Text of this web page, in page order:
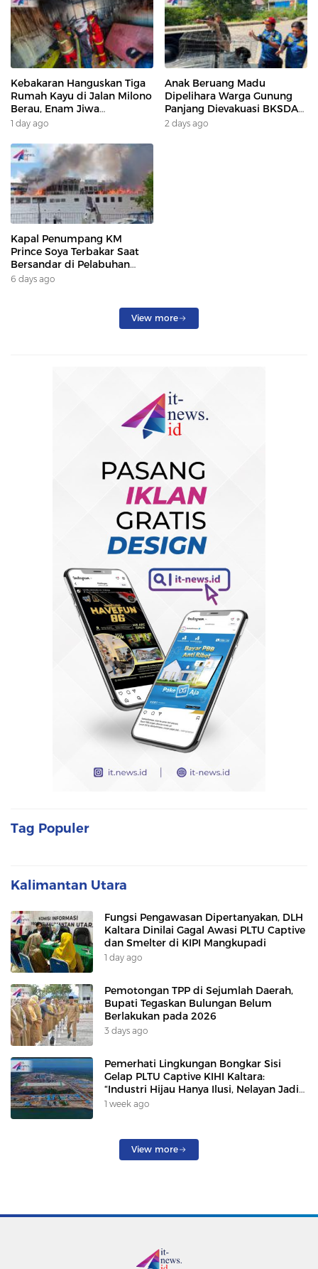
Kebakaran Hanguskan Tiga
Rumah Kayu di Jalan Milono
Berau, Enam Jiwa
Terdampak
1 day ago
Anak Beruang Madu
Dipelihara Warga Gunung
Panjang Dievakuasi BKSDA
Dan DAMKAR
2 days ago
Kapal Penumpang KM
Prince Soya Terbakar Saat
Bersandar di Pelabuhan
Samarinda, Keberangkatan
6 days ago
View more
Tag Populer
Kalimantan Utara
Fungsi Pengawasan Dipertanyakan, DLH
Kaltara Dinilai Gagal Awasi PLTU Captive
dan Smelter di KIPI Mangkupadi
1 day ago
Pemotongan TPP di Sejumlah Daerah,
Bupati Tegaskan Bulungan Belum
Berlakukan pada 2026
3 days ago
Pemerhati Lingkungan Bongkar Sisi
Gelap PLTU Captive KIHI Kaltara:
“Industri Hijau Hanya Ilusi, Nelayan Jadi
Korban”
1 week ago
View more